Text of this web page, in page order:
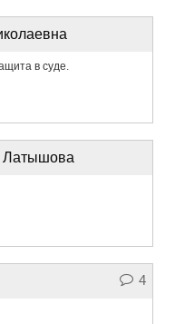
в суде.
Латышова
4